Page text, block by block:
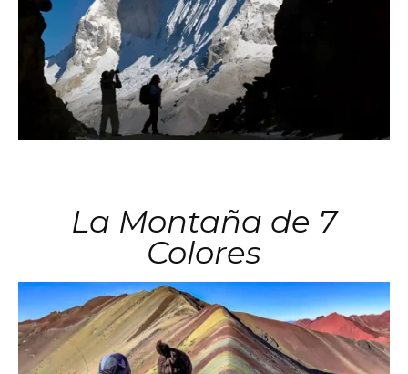
La Montaña de 7
Colores